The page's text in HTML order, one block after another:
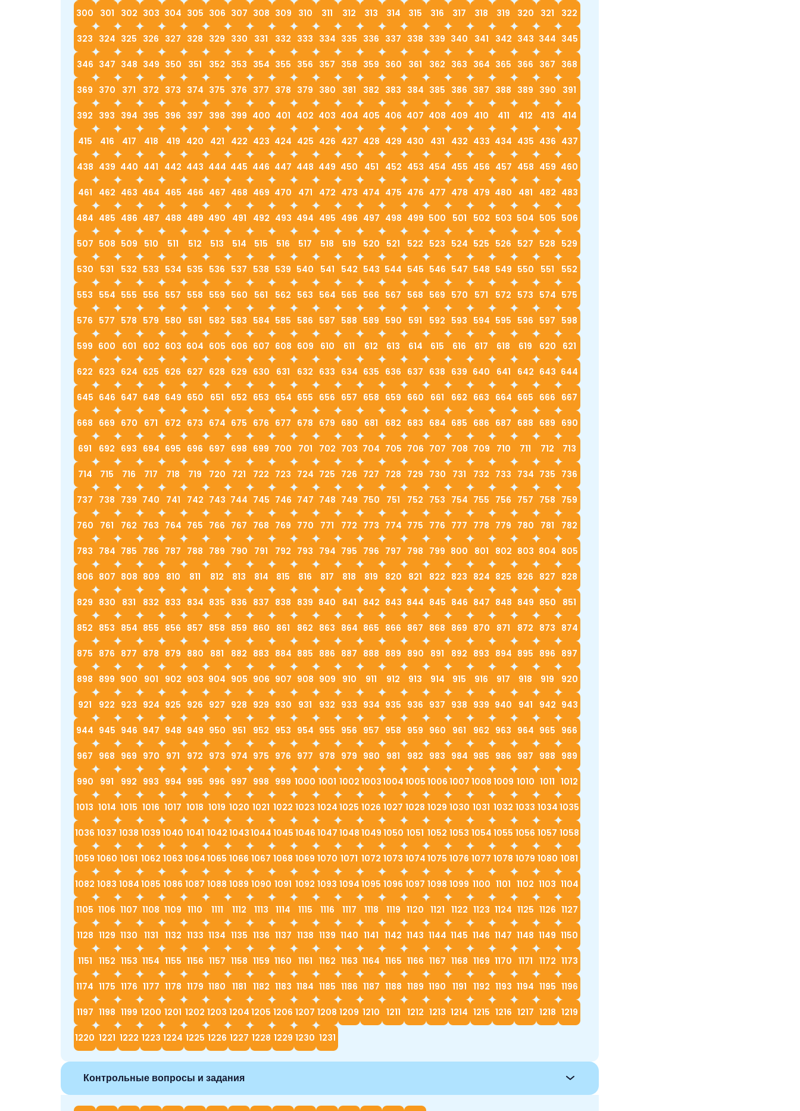
300 301 302 303 304 305 306 307 308 309 310 311 312 313 314 315 316 317 318 319 320 321 322
323 324 325 326 327 328 329 330 331 332 333 334 335 336 337 338 339 340 341 342 343 344 345
346 347 348 349 350 351 352 353 354 355 356 357 358 359 360 361 362 363 364 365 366 367 368
369 370 371 372 373 374 375 376 377 378 379 380 381 382 383 384 385 386 387 388 389 390 391
392 393 394 395 396 397 398 399 400 401 402 403 404 405 406 407 408 409 410 411 412 413 414
415 416 417 418 419 420 421 422 423 424 425 426 427 428 429 430 431 432 433 434 435 436 437
438 439 440 441 442 443 444 445 446 447 448 449 450 451 452 453 454 455 456 457 458 459 460
461 462 463 464 465 466 467 468 469 470 471 472 473 474 475 476 477 478 479 480 481 482 483
484 485 486 487 488 489 490 491 492 493 494 495 496 497 498 499 500 501 502 503 504 505 506
507 508 509 510 511 512 513 514 515 516 517 518 519 520 521 522 523 524 525 526 527 528 529
530 531 532 533 534 535 536 537 538 539 540 541 542 543 544 545 546 547 548 549 550 551 552
553 554 555 556 557 558 559 560 561 562 563 564 565 566 567 568 569 570 571 572 573 574 575
576 577 578 579 580 581 582 583 584 585 586 587 588 589 590 591 592 593 594 595 596 597 598
599 600 601 602 603 604 605 606 607 608 609 610 611 612 613 614 615 616 617 618 619 620 621
622 623 624 625 626 627 628 629 630 631 632 633 634 635 636 637 638 639 640 641 642 643 644
645 646 647 648 649 650 651 652 653 654 655 656 657 658 659 660 661 662 663 664 665 666 667
668 669 670 671 672 673 674 675 676 677 678 679 680 681 682 683 684 685 686 687 688 689 690
691 692 693 694 695 696 697 698 699 700 701 702 703 704 705 706 707 708 709 710 711 712 713
714 715 716 717 718 719 720 721 722 723 724 725 726 727 728 729 730 731 732 733 734 735 736
737 738 739 740 741 742 743 744 745 746 747 748 749 750 751 752 753 754 755 756 757 758 759
760 761 762 763 764 765 766 767 768 769 770 771 772 773 774 775 776 777 778 779 780 781 782
783 784 785 786 787 788 789 790 791 792 793 794 795 796 797 798 799 800 801 802 803 804 805
806 807 808 809 810 811 812 813 814 815 816 817 818 819 820 821 822 823 824 825 826 827 828
829 830 831 832 833 834 835 836 837 838 839 840 841 842 843 844 845 846 847 848 849 850 851
852 853 854 855 856 857 858 859 860 861 862 863 864 865 866 867 868 869 870 871 872 873 874
875 876 877 878 879 880 881 882 883 884 885 886 887 888 889 890 891 892 893 894 895 896 897
898 899 900 901 902 903 904 905 906 907 908 909 910 911 912 913 914 915 916 917 918 919 920
921 922 923 924 925 926 927 928 929 930 931 932 933 934 935 936 937 938 939 940 941 942 943
944 945 946 947 948 949 950 951 952 953 954 955 956 957 958 959 960 961 962 963 964 965 966
967 968 969 970 971 972 973 974 975 976 977 978 979 980 981 982 983 984 985 986 987 988 989
990 991 992 993 994 995 996 997 998 999 1000 1001 1002 10031004 1005 1006 1007 1008 1009 1010 1011 1012
1013 1014 1015 1016 1017 1018 1019 1020 1021 1022 1023 1024 1025 1026 1027 1028 1029 1030 1031 1032 1033 1034 1035
1036 1037 1038 1039 1040 1041 1042 10431044 1045 1046 1047 1048 1049 1050 1051 1052 1053 1054 1055 1056 1057 1058
1059 1060 1061 1062 1063 1064 1065 1066 1067 1068 1069 1070 1071 1072 1073 1074 1075 1076 1077 1078 1079 1080 1081
1082 1083 1084 1085 1086 1087 1088 1089 1090 1091 1092 1093 1094 1095 1096 1097 1098 1099 1100 1101 1102 1103 1104
1105 1106 1107 1108 1109 1110 1111 1112 1113 1114 1115 1116 1117 1118 1119 1120 1121 1122 1123 1124 1125 1126 1127
1128 1129 1130 1131 1132 1133 1134 1135 1136 1137 1138 1139 1140 1141 1142 1143 1144 1145 1146 1147 1148 1149 1150
1151 1152 1153 1154 1155 1156 1157 1158 1159 1160 1161 1162 1163 1164 1165 1166 1167 1168 1169 1170 1171 1172 1173
1174 1175 1176 1177 1178 1179 1180 1181 1182 1183 1184 1185 1186 1187 1188 1189 1190 1191 1192 1193 1194 1195 1196
1197 1198 1199 1200 1201 1202 1203 1204 1205 1206 1207 1208 1209 1210 1211 1212 1213 1214 1215 1216 1217 1218 1219
1220 1221 1222 1223 1224 1225 1226 1227 1228 1229 1230 1231
Контрольные вопросы и задания